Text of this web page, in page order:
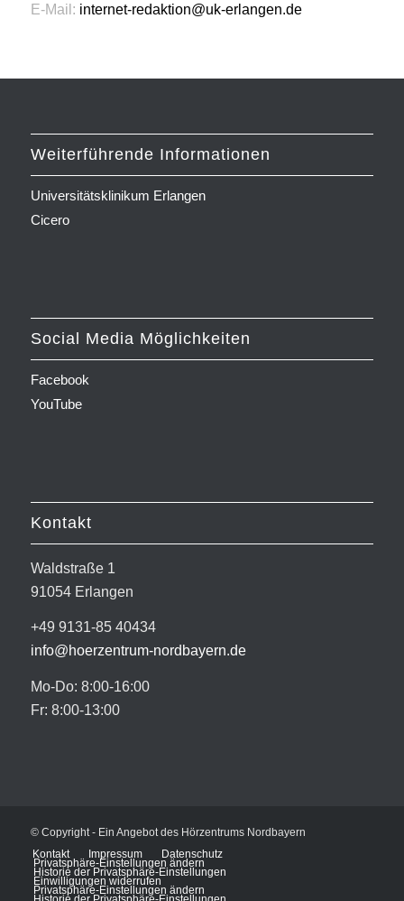
E-Mail: internet-redaktion@uk-erlangen.de
Weiterführende Informationen
Universitätsklinikum Erlangen
Cicero
Social Media Möglichkeiten
Facebook
YouTube
Kontakt
Waldstraße 1
91054 Erlangen
+49 9131-85 40434
info@hoerzentrum-nordbayern.de
Mo-Do: 8:00-16:00
Fr: 8:00-13:00
© Copyright - Ein Angebot des Hörzentrums Nordbayern
Kontakt
Impressum Datenschutz
Privatsphäre-Einstellungen ändern
Historie der Privatsphäre-Einstellungen
Einwilligungen widerrufen
Privatsphäre-Einstellungen ändern